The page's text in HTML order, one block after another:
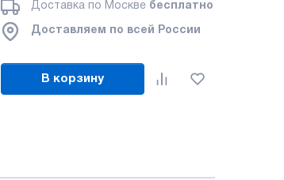
Доставка по Москве бесплатно
Доставляем по всей России
В корзину